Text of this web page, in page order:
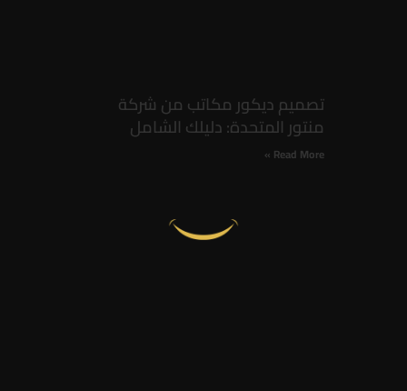
تصميم ديكور مكاتب من شركة
منتور المتحدة: دليلك الشامل
Read More »